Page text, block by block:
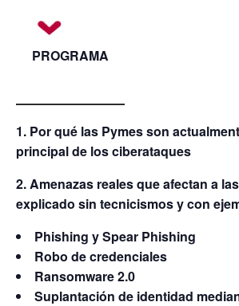
PROGRAMA
1. Por qué las Pymes son
principal de los ciberataques
2. Amenazas reales que afectan a
explicado sin tecnicismos y con
Phishing y Spear Phishing
Robo de credenciales
Ransomware 2.0
Suplantación de identidad